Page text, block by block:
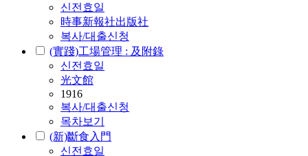
신전효일
時事新報社出版社
복사/대출신청
(實踐)工場管理 : 及附錄
신전효일
光文館
1916
복사/대출신청
목차보기
(新)斷食入門
신전효일